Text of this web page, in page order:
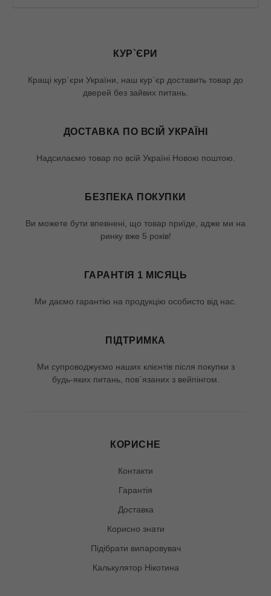
КУР`ЄРИ
Кращі кур`єри України, наш кур`єр доставить товар до
дверей без зайвих питань.
ДОСТАВКА ПО ВСІЙ УКРАЇНІ
Надсилаємо товар по всій Україні Новою поштою.
БЕЗПЕКА ПОКУПКИ
Ви можете бути впевнені, що товар приїде, адже ми на
ринку вже 5 років!
ГАРАНТІЯ 1 МІСЯЦЬ
Ми даємо гарантію на продукцію особисто від нас.
ПІДТРИМКА
Ми супроводжуємо наших клієнтів після покупки з
будь-яких питань, пов`язаних з вейпінгом.
КОРИСНЕ
Контакти
Гарантія
Доставка
Корисно знати
Підібрати випаровувач
Калькулятор Нікотина